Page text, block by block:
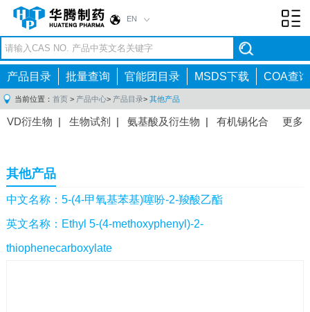
EN
产品目录 批量查询 官能团目录 MSDS下载 COA查询
当前位置： 首页 > 产品中心> 产品目录> 其他产品
更多
VD衍生物 | 生物试剂 | 氨基酸及衍生物 | 有机锡化合
间体|抗高血压药物中间体
感染药物中间体
体 |抗精神病药物中间体 | 抗炎药物中间体|
药中间体|其他原料药中间体|
其他产品
中文名称：5-(4-甲氧基苯基)噻吩-2-羧酸乙酯
英文名称：Ethyl 5-(4-methoxyphenyl)-2-
thiophenecarboxylate